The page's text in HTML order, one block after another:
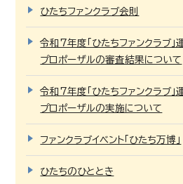
ひたちファンクラブ会則
令和7年度「ひたちファンクラブ
プロポーザルの審査結果について
令和7年度「ひたちファンクラブ
プロポーザルの実施について
ファンクラブイベント「ひたち万博」
ひたちのひととき